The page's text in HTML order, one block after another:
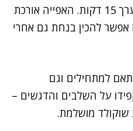
כל העבודה עצמה לוקחת בערך 15 דקות. האפייה אורכת
אז אפשר להכין בנחת גם אחרי
למתחילים וגם
על השלבים והדגשים –
שוקולד מושלמת.